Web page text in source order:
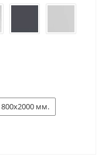
800x2000 мм.